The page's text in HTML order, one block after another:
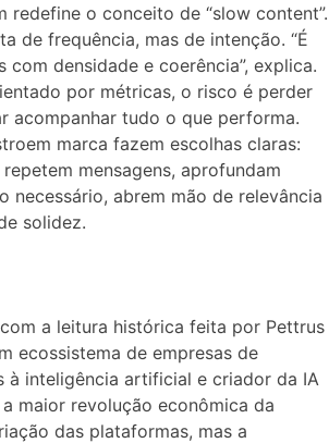
redefine o conceito de “slow content”.
de frequência, mas de intenção. “É
com densidade e coerência”, explica.
por métricas, o risco é perder
acompanhar tudo o que performa.
marca fazem escolhas claras:
mensagens, aprofundam
necessário, abrem mão de relevância
solidez.
a leitura histórica feita por Pettrus
ecossistema de empresas de
à inteligência artificial e criador da IA
a maior revolução econômica da
das plataformas, mas a